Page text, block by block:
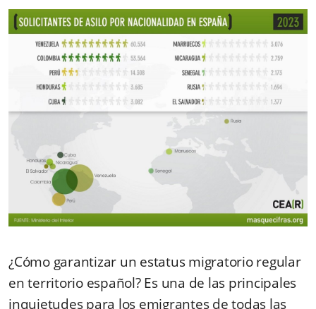
¿Cómo garantizar un estatus migratorio regular
en territorio español? Es una de las principales
inquietudes para los emigrantes de todas las